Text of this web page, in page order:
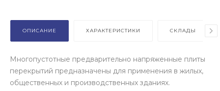
ОПИСАНИЕ ХАРАКТЕРИСТИКИ СКЛАДЫ
Многопустотные предварительно напряженные плиты
перекрытий предназначены для применения в жилых,
общественных и производственных зданиях.